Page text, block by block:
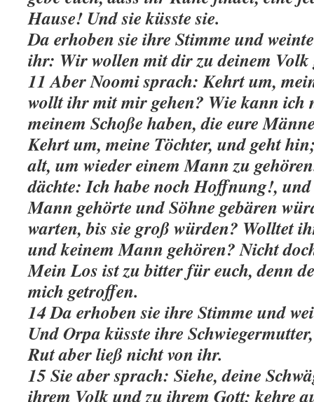
Hause! Und sie küsste sie.
Da erhoben sie ihre Stimme und
ihr: Wir wollen mit dir zu deinem Volk
11 Aber Noomi sprach: Kehrt um,
wollt ihr mit mir gehen? Wie kann ich
meinem Schoße haben, die eure
Kehrt um, meine Töchter, und geht
alt, um wieder einem Mann zu
dächte: Ich habe noch Hoffnung!, und
Mann gehörte und Söhne gebären
warten, bis sie groß würden? Wolltet
und keinem Mann gehören? Nicht
Mein Los ist zu bitter für euch, denn
mich getroffen.
14 Da erhoben sie ihre Stimme und
Und Orpa küsste ihre Schwiegermutter,
Rut aber ließ nicht von ihr.
15 Sie aber sprach: Siehe, deine
ihrem Volk und zu ihrem Gott; kehre